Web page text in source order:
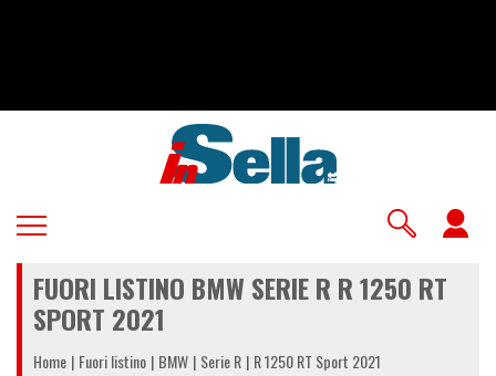
FUORI LISTINO BMW SERIE R R 1250 RT
SPORT 2021
Home Fuori listino BMW Serie R R 1250 RT Sport 2021